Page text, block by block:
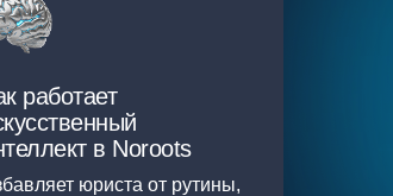
юриста от рутины,
работает
в Noroots